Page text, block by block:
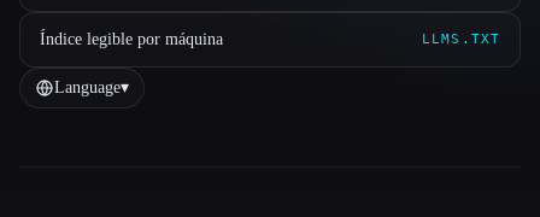
Índice legible por máquina LLMS.TXT
Language▾